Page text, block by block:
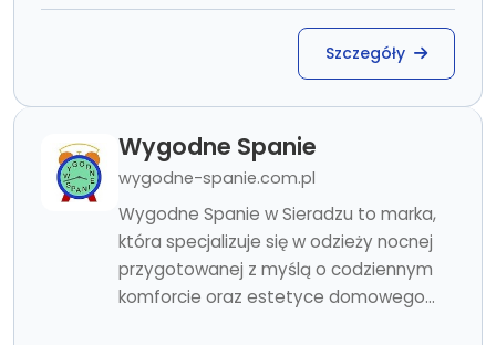
Szczegóły
Wygodne Spanie
wygodne-spanie.com.pl
Wygodne Spanie w Sieradzu to marka,
która specjalizuje się w odzieży nocnej
przygotowanej z myślą o codziennym
komforcie oraz estetyce domowego...